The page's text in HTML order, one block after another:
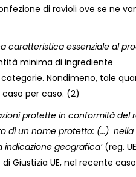
di ravioli ove se ne
caratteristica essenziale al
minima di ingrediente
Nondimeno, tale
per caso. (2)
protette in conformità del
di un nome protetto: (…) nella
geografica’(reg. UE
Giustizia UE, nel recente